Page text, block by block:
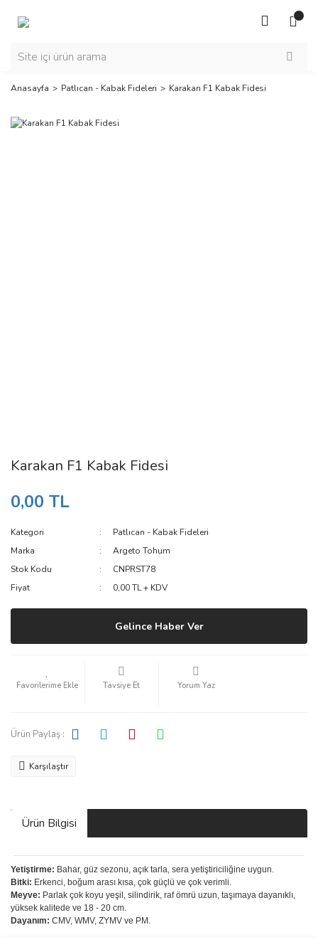
Anasayfa Patlıcan - Kabak Fideleri Karakan F1 Kabak Fidesi
Karakan F1 Kabak Fidesi
0,00 TL
Kategori
Patlıcan - Kabak Fideleri
Marka
Argeto Tohum
Stok Kodu
CNPRST78
Fiyat
0,00 TL + KDV
Gelince Haber Ver
Tavsiye Et Yorum Yaz
Ürün Paylaş :
Karşılaştır
Ürün Bilgisi
Yetiştirme: Bahar, güz sezonu, açık tarla, sera yetiştiriciliğine uygun.
Bitki: Erkenci, boğum arası kısa, çok güçlü ve çok verimli.
Meyve: Parlak çok koyu yeşil, silindirik, raf ömrü uzun, taşımaya dayanıklı,
yüksek kalitede ve 18 - 20 cm.
Dayanım: CMV, WMV, ZYMV ve PM.